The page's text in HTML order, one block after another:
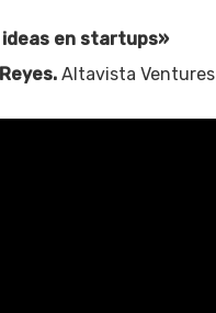
en startups»
Altavista Ventures